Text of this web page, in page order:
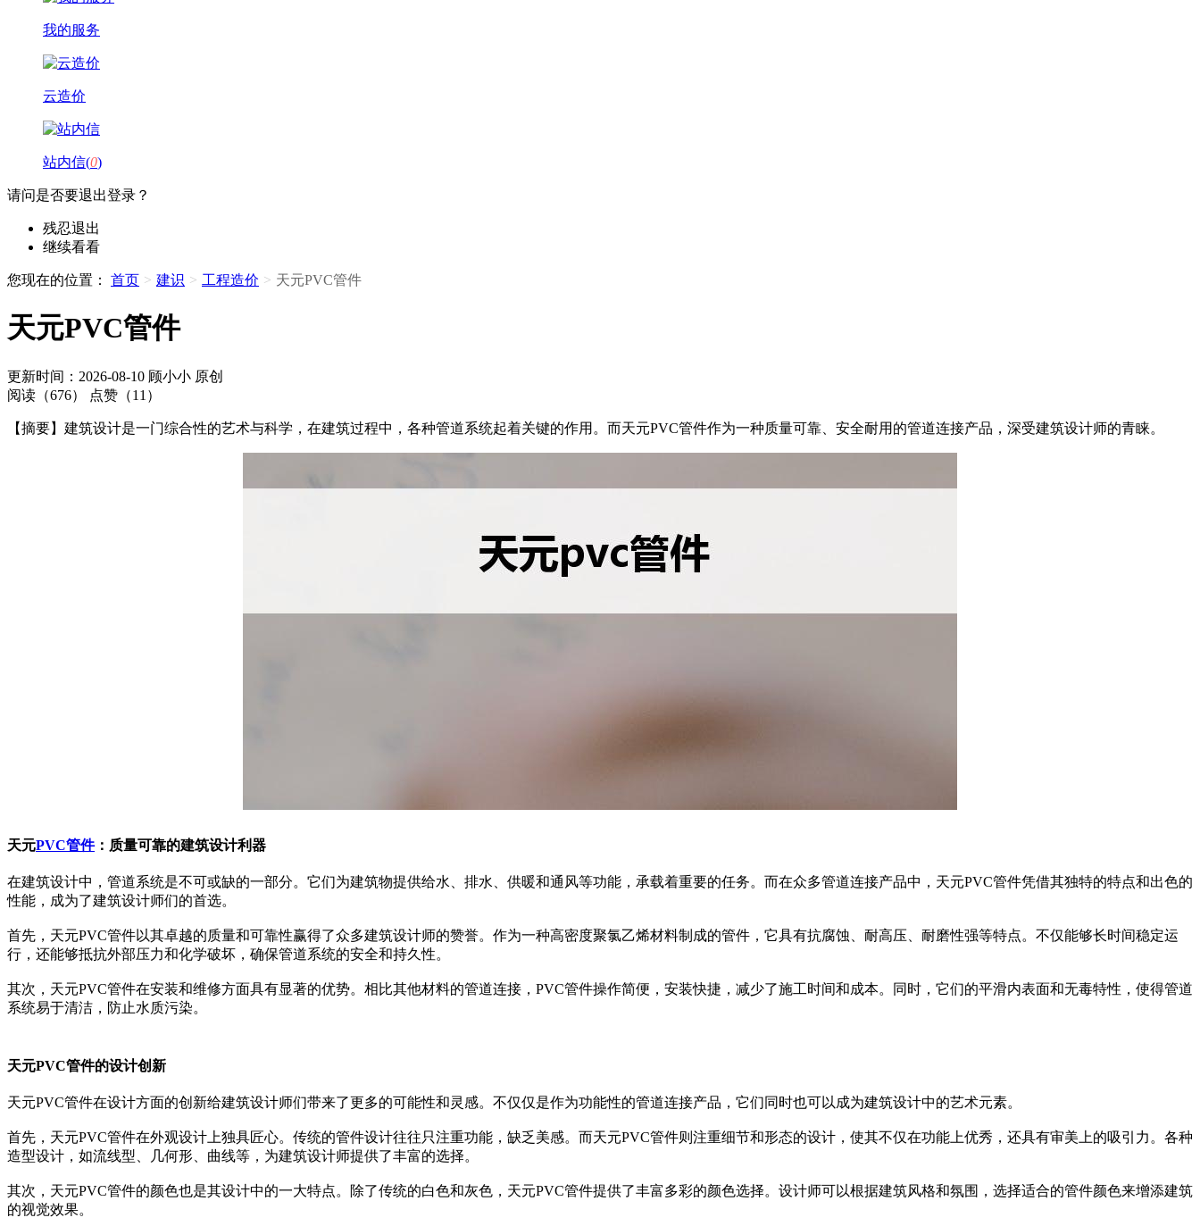
我的服务
云造价
站内信(0)
请问是否要退出登录？
残忍退出
继续看看
您现在的位置： 首页 > 建识 > 工程造价 > 天元PVC管件
天元PVC管件
更新时间：2026-08-10 顾小小 原创
阅读（676）
点赞（11）
【摘要】建筑设计是一门综合性的艺术与科学，在建筑过程中，各种管道系统起着关键的作用。而天元PVC管件作为一种质量可靠、安全耐用的管道连接产品，深受建筑设计师的青睐。
天元PVC管件：质量可靠的建筑设计利器
在建筑设计中，管道系统是不可或缺的一部分。它们为建筑物提供给水、排水、供暖和通风等功能，承载着重要的任务。而在众多管道连接产品中，天元PVC管件凭借其独特的特点和出色的
性能，成为了建筑设计师们的首选。
首先，天元PVC管件以其卓越的质量和可靠性赢得了众多建筑设计师的赞誉。作为一种高密度聚氯乙烯材料制成的管件，它具有抗腐蚀、耐高压、耐磨性强等特点。不仅能够长时间稳定运
行，还能够抵抗外部压力和化学破坏，确保管道系统的安全和持久性。
其次，天元PVC管件在安装和维修方面具有显著的优势。相比其他材料的管道连接，PVC管件操作简便，安装快捷，减少了施工时间和成本。同时，它们的平滑内表面和无毒特性，使得管道
系统易于清洁，防止水质污染。
天元PVC管件的设计创新
天元PVC管件在设计方面的创新给建筑设计师们带来了更多的可能性和灵感。不仅仅是作为功能性的管道连接产品，它们同时也可以成为建筑设计中的艺术元素。
首先，天元PVC管件在外观设计上独具匠心。传统的管件设计往往只注重功能，缺乏美感。而天元PVC管件则注重细节和形态的设计，使其不仅在功能上优秀，还具有审美上的吸引力。各种
造型设计，如流线型、几何形、曲线等，为建筑设计师提供了丰富的选择。
其次，天元PVC管件的颜色也是其设计中的一大特点。除了传统的白色和灰色，天元PVC管件提供了丰富多彩的颜色选择。设计师可以根据建筑风格和氛围，选择适合的管件颜色来增添建筑
的视觉效果。